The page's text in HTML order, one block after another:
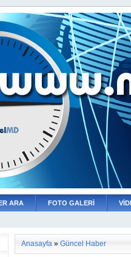
ARA FOTO GALERİ
Anasayfa » Güncel Haber